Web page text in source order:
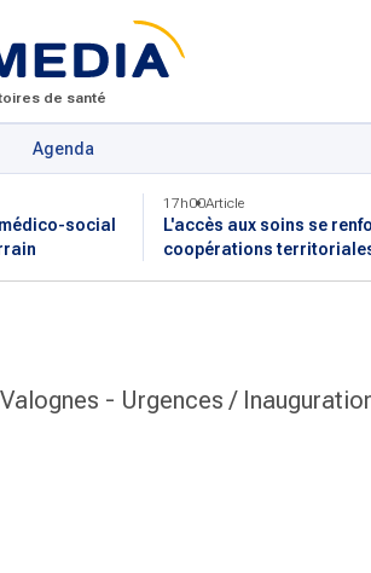
de santé
Agenda
social
17h00Article
L'accès aux soins se
coopérations
- Urgences /